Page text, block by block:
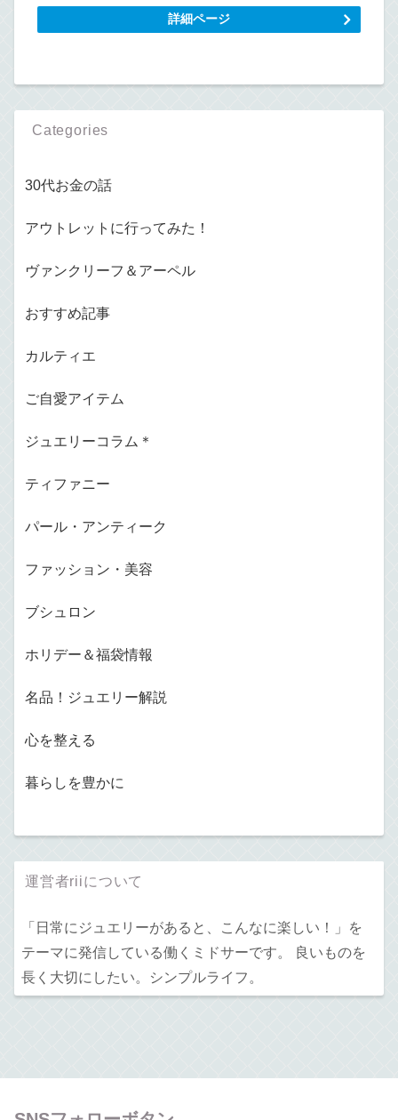
詳細ページ
Categories
30代お金の話
アウトレットに行ってみた！
ヴァンクリーフ＆アーペル
おすすめ記事
カルティエ
ご自愛アイテム
ジュエリーコラム＊
ティファニー
パール・アンティーク
ファッション・美容
ブシュロン
ホリデー＆福袋情報
名品！ジュエリー解説
心を整える
暮らしを豊かに
運営者riiについて
「日常にジュエリーがあると、こんなに楽しい！」を
テーマに発信している働くミドサーです。 良いものを
長く大切にしたい。シンプルライフ。